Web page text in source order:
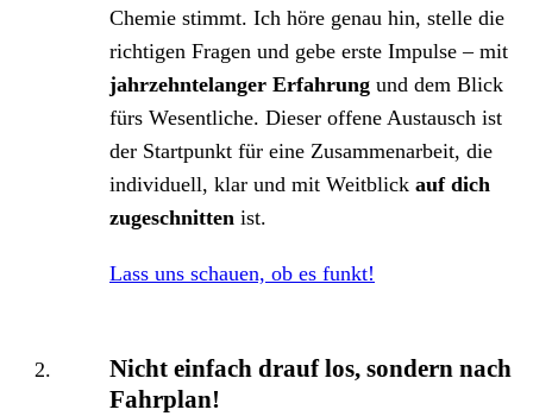
Chemie stimmt. Ich höre genau hin, stelle die
richtigen Fragen und gebe erste Impulse – mit
jahrzehntelanger Erfahrung und dem Blick
fürs Wesentliche. Dieser offene Austausch ist
der Startpunkt für eine Zusammenarbeit, die
individuell, klar und mit Weitblick auf dich
zugeschnitten ist.
Lass uns schauen, ob es funkt!
Nicht einfach drauf los, sondern nach
Fahrplan!